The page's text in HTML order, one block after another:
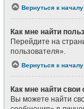
Вернуться к началу
Как мне найти
Перейдите на
пользователя».
Вернуться к началу
Как мне найти
Вы можете найти